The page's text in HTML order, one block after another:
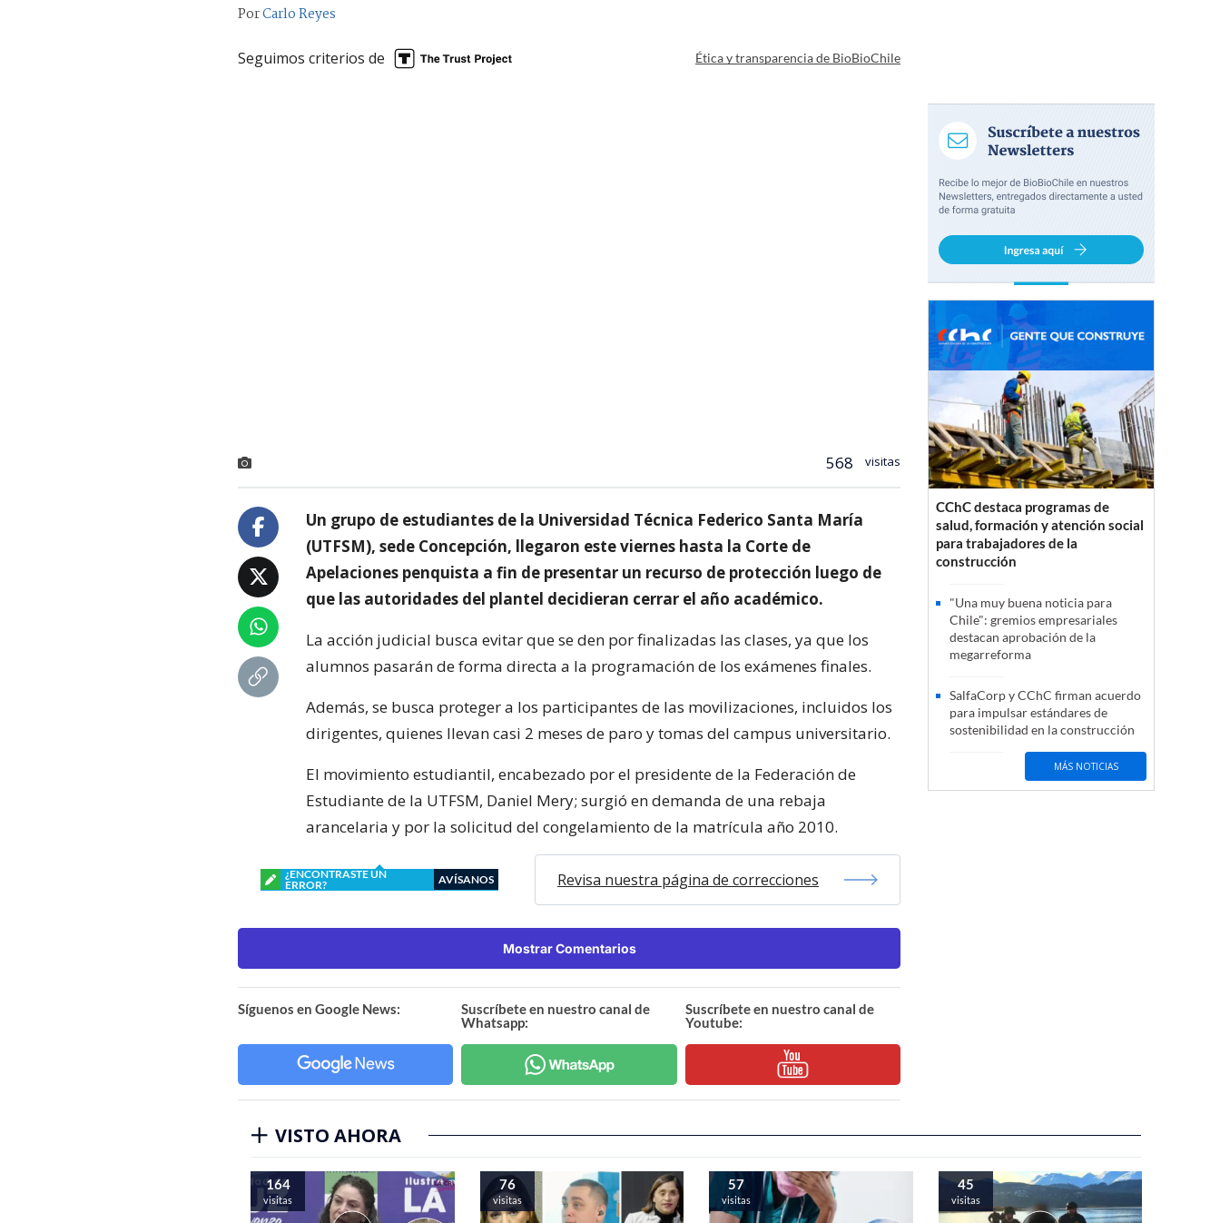
PorCarlo Reyes
Seguimos criterios de Ética y transparencia de BioBioChile
568 visitas
Un grupo de estudiantes de la Universidad Técnica Federico Santa María
(UTFSM), sede Concepción, llegaron este viernes hasta la Corte de
Apelaciones penquista a fin de presentar un recurso de protección luego de
que las autoridades del plantel decidieran cerrar el año académico.
La acción judicial busca evitar que se den por finalizadas las clases, ya que los
alumnos pasarán de forma directa a la programación de los exámenes finales.
Además, se busca proteger a los participantes de las movilizaciones, incluidos los
dirigentes, quienes llevan casi 2 meses de paro y tomas del campus universitario.
El movimiento estudiantil, encabezado por el presidente de la Federación de
Estudiante de la UTFSM, Daniel Mery; surgió en demanda de una rebaja
arancelaria y por la solicitud del congelamiento de la matrícula año 2010.
¿ENCONTRASTE UN
ERROR?
AVÍSANOS Revisa nuestra página de correcciones
Mostrar Comentarios
Síguenos en Google News:
Suscríbete en nuestro canal de
Whatsapp:
Suscríbete en nuestro canal de
Youtube:
CChC destaca programas de
salud, formación y atención social
para trabajadores de la
construcción
"Una muy buena noticia para
Chile": gremios empresariales
destacan aprobación de la
megarreforma
SalfaCorp y CChC firman acuerdo
para impulsar estándares de
sostenibilidad en la construcción
MÁS NOTICIAS
VISTO AHORA
164
visitas
76
visitas
57
visitas
45
visitas